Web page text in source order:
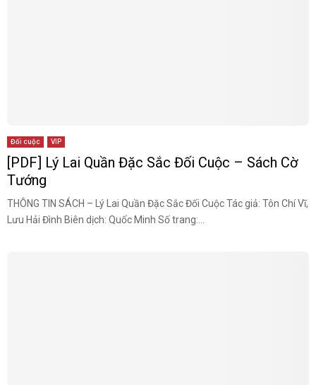
Đối cuộc VIP
[PDF] Lý Lai Quần Đặc Sắc Đối Cuộc – Sách Cờ
Tướng
THÔNG TIN SÁCH – Lý Lai Quần Đặc Sắc Đối Cuộc Tác giả: Tôn Chí Vĩ,
Lưu Hải Đình Biên dịch: Quốc Minh Số trang:...